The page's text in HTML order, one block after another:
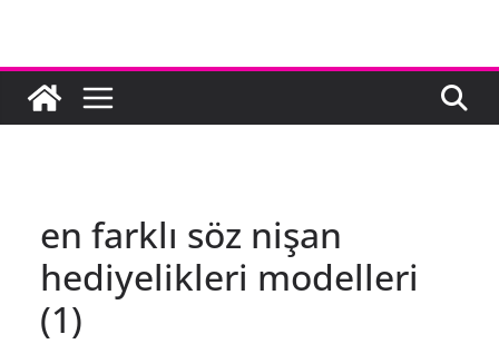
en farklı söz nişan
hediyelikleri modelleri
(1)